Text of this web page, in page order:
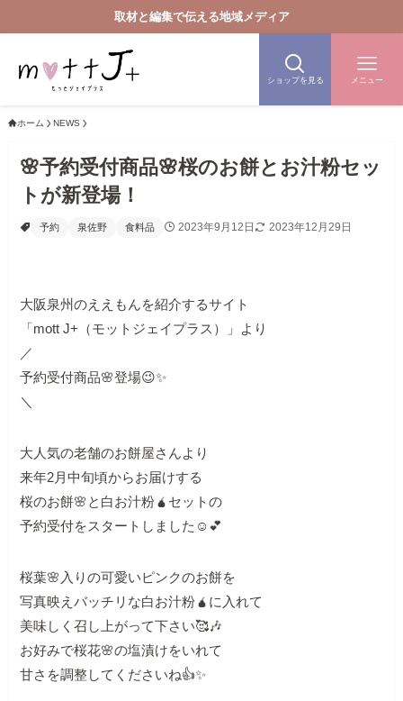
取材と編集で伝える地域メディア
ショップを見る メニュー
ホーム NEWS
🌸予約受付商品🌸桜のお餅とお汁粉セッ
トが新登場！
予約 泉佐野 食料品 2023年9月12日 2023年12月29日
大阪泉州のええもんを紹介するサイト
「mott J+（モットジェイプラス）」より
／
予約受付商品🌸登場😉✨
＼
大人気の老舗のお餅屋さんより
来年2月中旬頃からお届けする
桜のお餅🌸と白お汁粉🧉セットの
予約受付をスタートしました☺️💕
桜葉🌸入りの可愛いピンクのお餅を
写真映えバッチリな白お汁粉🧉に入れて
美味しく召し上がって下さい🥰🎶
お好みで桜花🌸の塩漬けをいれて
甘さを調整してくださいね👍✨